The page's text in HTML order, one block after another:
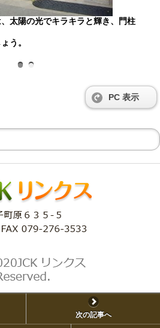
太陽の光でキラキラと輝き、門柱
う。
PC 表示
次の記事へ